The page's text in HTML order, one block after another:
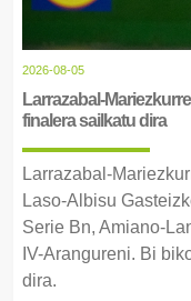
2026-08-05
Larrazabal-
finalera sailkatu dira
Larrazabal-
Laso-Albisu
Serie Bn, Amiano-
IV-Arangureni. Bi
dira.